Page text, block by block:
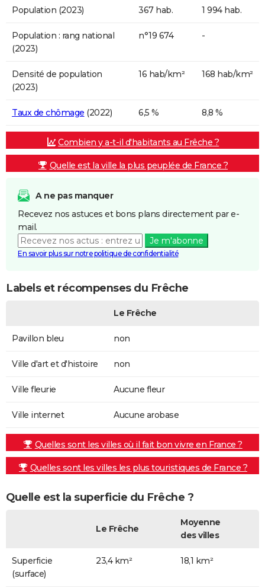
Population (2023) 367 hab. 1 994 hab.
Population : rang national
(2023)
n°19 674 -
Densité de population
(2023)
16 hab/km² 168 hab/km²
Taux de chômage (2022) 6,5 % 8,8 %
Combien y a-t-il d'habitants au Frêche ?
Quelle est la ville la plus peuplée de France ?
A ne pas manquer
Recevez nos astuces et bons plans directement par e-
mail.
Je m'abonne
En savoir plus sur notre politique de confidentialité
Labels et récompenses du Frêche
Le Frêche
Pavillon bleu non
Ville d'art et d'histoire non
Ville fleurie Aucune fleur
Ville internet Aucune arobase
Quelles sont les villes où il fait bon vivre en France ?
Quelles sont les villes les plus touristiques de France ?
Quelle est la superficie du Frêche ?
Le Frêche
Moyenne
des villes
Superficie
(surface)
23,4 km² 18,1 km²